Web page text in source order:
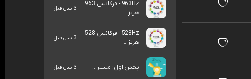
963Hz - فرکانس 963
هرتز...
3 سال قبل
528Hz - فرکانس 528
هرتز...
3 سال قبل
بخش اول: مسیر... 3 سال قبل